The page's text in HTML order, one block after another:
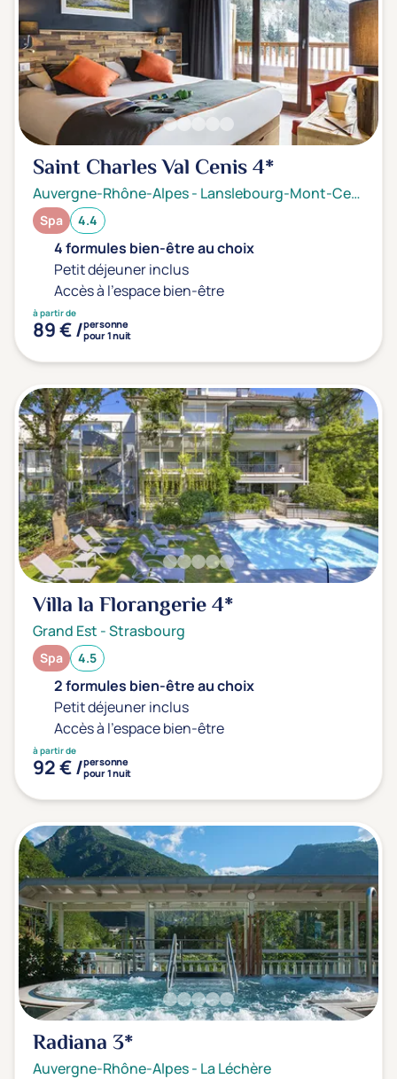
Saint Charles Val Cenis4*
Auvergne-Rhône-Alpes- Lanslebourg-Mont-Cenis
Spa 4.4
4 formules bien-être au choix
Petit déjeuner inclus
Accès à l'espace bien-être
à partir de
89 € /personne
pour 1 nuit
Villa la Florangerie4*
Grand Est -Strasbourg
Spa 4.5
2 formules bien-être au choix
Petit déjeuner inclus
Accès à l'espace bien-être
à partir de
92 € /personne
pour 1 nuit
Radiana 3*
Auvergne-Rhône-Alpes- La Léchère